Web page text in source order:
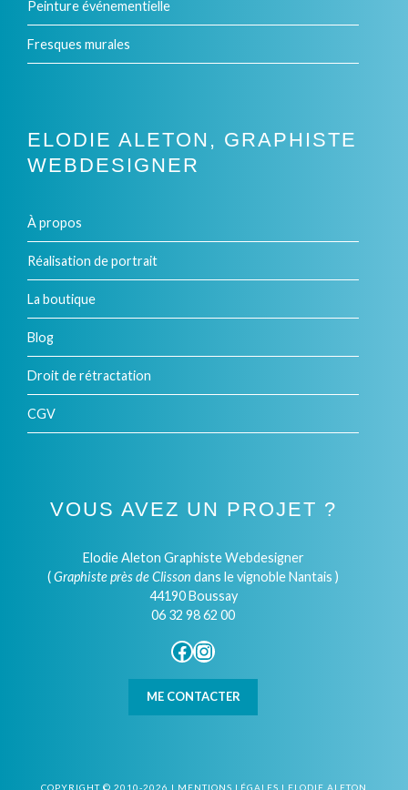
Peinture événementielle
Fresques murales
ELODIE ALETON, GRAPHISTE
WEBDESIGNER
À propos
Réalisation de portrait
La boutique
Blog
Droit de rétractation
CGV
VOUS AVEZ UN PROJET ?
Elodie Aleton Graphiste Webdesigner
(Graphiste près de Clisson dans le vignoble Nantais )
44190 Boussay
06 32 98 62 00
Facebook
Instagram
ME CONTACTER
COPYRIGHT © 2010-2026 | MENTIONS LÉGALES | ELODIE ALETON